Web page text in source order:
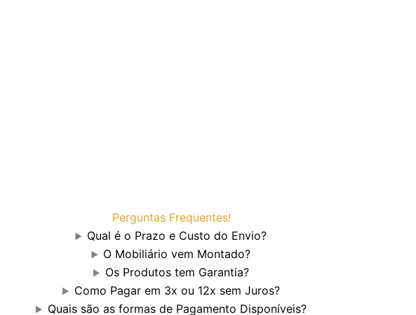
Perguntas Frequentes!
Qual é o Prazo e Custo do Envio?
O Mobiliário vem Montado?
Os Produtos tem Garantia?
Como Pagar em 3x ou 12x sem Juros?
Quais são as formas de Pagamento Disponíveis?